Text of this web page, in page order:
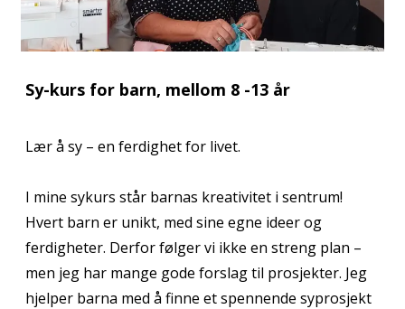
Sy-kurs for barn, mellom 8 -13 år
Lær å sy – en ferdighet for livet.
I mine sykurs står barnas kreativitet i sentrum!
Hvert barn er unikt, med sine egne ideer og
ferdigheter. Derfor følger vi ikke en streng plan –
men jeg har mange gode forslag til prosjekter. Jeg
hjelper barna med å finne et spennende syprosjekt